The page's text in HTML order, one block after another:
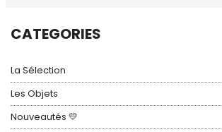
CATEGORIES
La Sélection
Les Objets
Nouveautés 💛